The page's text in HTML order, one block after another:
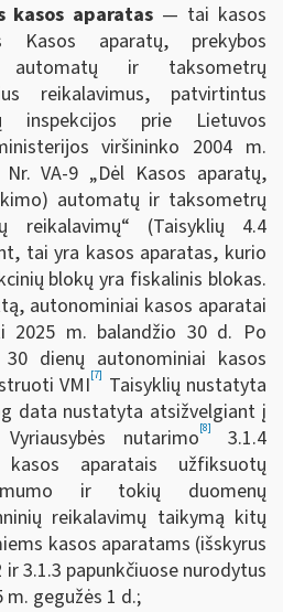
kasos aparatas — tai kasos
Kasos aparatų, prekybos
automatų ir taksometrų
reikalavimus, patvirtintus
inspekcijos prie Lietuvos
viršininko 2004 m.
VA-9 „Dėl Kasos aparatų,
automatų ir taksometrų
reikalavimų“ (Taisyklių 4.4
tai yra kasos aparatas, kurio
blokų yra fiskalinis blokas.
autonominiai kasos aparatai
2025 m. balandžio 30 d. Po
dienų autonominiai kasos
VMI[7] Taisyklių nustatyta
data nustatyta atsižvelgiant į
nutarimo[8]
3.1.4
aparatais užfiksuotų
ir tokių duomenų
reikalavimų taikymą kitų
kasos aparatams (išskyrus
3.1.3 papunkčiuose nurodytus
gegužės 1 d.;